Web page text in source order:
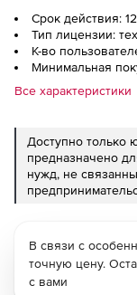
Срок действия:
Тип лицензии:
К-во
Минимальная
Все характеристики
Доступно только
предназначено
нужд, не
В связи с
точную цену.
с вами